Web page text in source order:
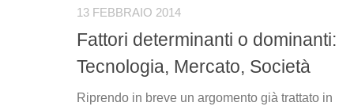
13 FEBBRAIO 2014
Fattori determinanti o dominanti:
Tecnologia, Mercato, Società
Riprendo in breve un argomento già trattato in